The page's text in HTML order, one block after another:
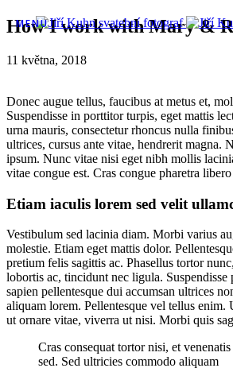
MENU
How I work with Mary &
11 května, 2018
Donec augue tellus, faucibus at metus et,
Suspendisse in porttitor turpis, eget mattis
urna mauris, consectetur rhoncus nulla
ultrices, cursus ante vitae, hendrerit magna.
ipsum. Nunc vitae nisi eget nibh mollis
vitae congue est. Cras congue pharetra
Etiam iaculis lorem sed velit
Vestibulum sed lacinia diam. Morbi varius
molestie. Etiam eget mattis dolor.
pretium felis sagittis ac. Phasellus tortor
lobortis ac, tincidunt nec ligula.
sapien pellentesque dui accumsan ultrices
aliquam lorem. Pellentesque vel tellus enim.
ut ornare vitae, viverra ut nisi. Morbi quis
Cras consequat tortor nisi, et
sed. Sed ultricies commodo aliquam